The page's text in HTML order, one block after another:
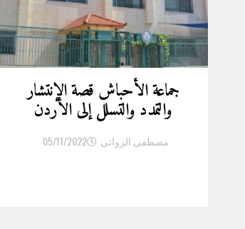
جماعة الأحباش قصة الإنتشار
والتمدد والتسلل إلى الأردن
مصطفى الزواتي 05/11/2022